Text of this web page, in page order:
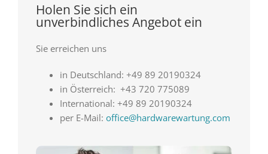
Holen Sie sich ein
unverbindliches Angebot ein
Sie erreichen uns
in Deutschland: +49 89 20190324
in Österreich: +43 720 775089
International: +49 89 20190324
per E-Mail: office@hardwarewartung.com